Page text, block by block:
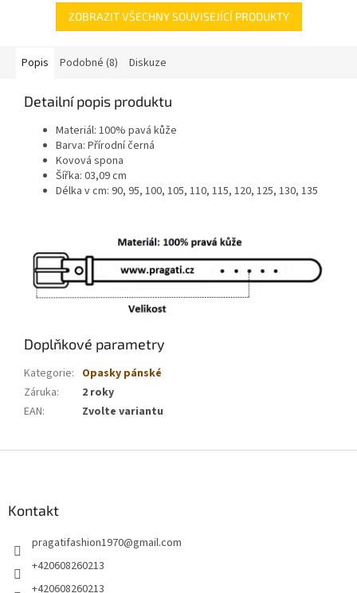
ZOBRAZIT VŠECHNY SOUVISEJÍCÍ PRODUKTY
Popis Podobné (8) Diskuze
Detailní popis produktu
Materiál: 100% pavá kůže
Barva: Přírodní černá
Kovová spona
Šířka: 03,09 cm
Délka v cm: 90, 95, 100, 105, 110, 115, 120, 125, 130, 135
Doplňkové parametry
Kategorie: Opasky pánské
Záruka:
2 roky
EAN: Zvolte variantu
Kontakt
pragatifashion1970@gmail.com
+420608260213
+420608260213